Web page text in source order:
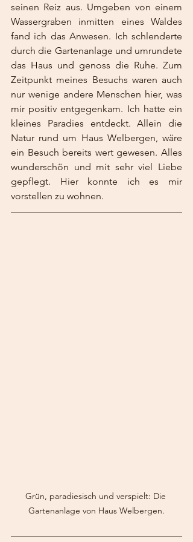
seinen Reiz aus. Umgeben von einem
Wassergraben inmitten eines Waldes
fand ich das Anwesen. Ich schlenderte
durch die Gartenanlage und umrundete
das Haus und genoss die Ruhe. Zum
Zeitpunkt meines Besuchs waren auch
nur wenige andere Menschen hier, was
mir positiv entgegenkam. Ich hatte ein
kleines Paradies entdeckt. Allein die
Natur rund um Haus Welbergen, wäre
ein Besuch bereits wert gewesen. Alles
wunderschön und mit sehr viel Liebe
gepflegt. Hier konnte ich es mir
vorstellen zu wohnen.
Grün, paradiesisch und verspielt: Die
Gartenanlage von Haus Welbergen.